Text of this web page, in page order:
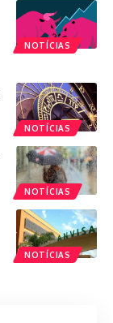
NOTÍCIAS
NOTÍCIAS
NOTÍCIAS
NOTÍCIAS